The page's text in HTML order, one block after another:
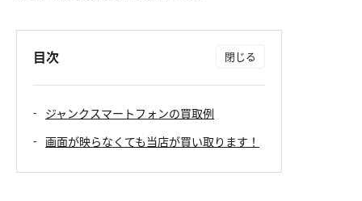
目次
ジャンクスマートフォンの買取例
画面が映らなくても当店が買い取ります！